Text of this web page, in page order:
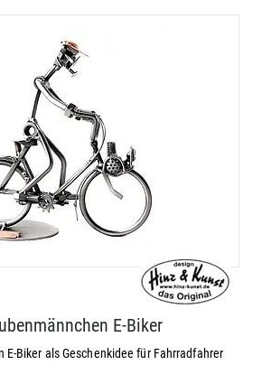
E-Biker
E-Biker als Geschenkidee für Fahrradfahrer